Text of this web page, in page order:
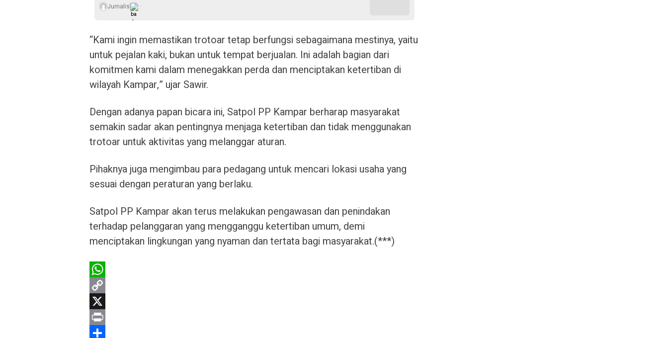
Jurnalis
“Kami ingin memastikan trotoar tetap berfungsi sebagaimana mestinya, yaitu
untuk pejalan kaki, bukan untuk tempat berjualan. Ini adalah bagian dari
komitmen kami dalam menegakkan perda dan menciptakan ketertiban di
wilayah Kampar,” ujar Sawir.
Dengan adanya papan bicara ini, Satpol PP Kampar berharap masyarakat
semakin sadar akan pentingnya menjaga ketertiban dan tidak menggunakan
trotoar untuk aktivitas yang melanggar aturan.
Pihaknya juga mengimbau para pedagang untuk mencari lokasi usaha yang
sesuai dengan peraturan yang berlaku.
Satpol PP Kampar akan terus melakukan pengawasan dan penindakan
terhadap pelanggaran yang mengganggu ketertiban umum, demi
menciptakan lingkungan yang nyaman dan tertata bagi masyarakat.(***)
W
h
a
C
o
p
X
P